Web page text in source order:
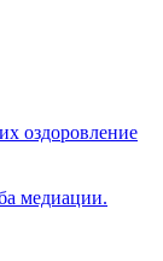
оздоровление
медиации.